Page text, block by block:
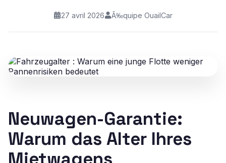
27 avril 2026 Ã‰quipe OuailCar
Neuwagen-Garantie:
Warum das Alter Ihres